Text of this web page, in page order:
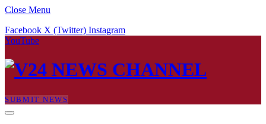
Close Menu
Facebook X (Twitter) Instagram
YouTube
SUBMIT NEWS